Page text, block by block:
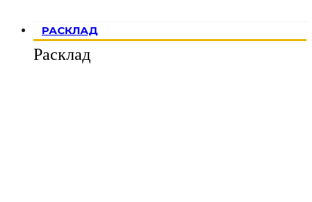
РАСКЛАД
Расклад